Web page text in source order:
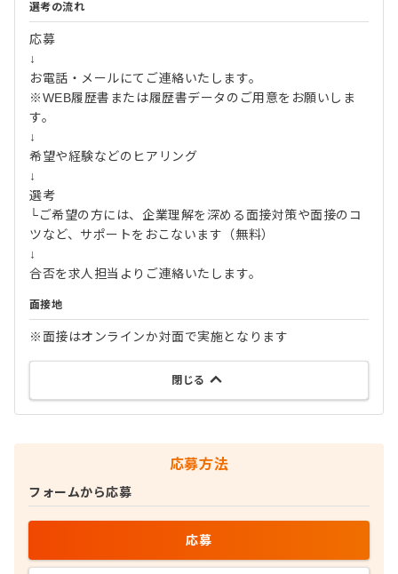
選考の流れ
応募
↓
お電話・メールにてご連絡いたします。
※WEB履歴書または履歴書データのご用意をお願いしま
す。
↓
希望や経験などのヒアリング
↓
選考
└ご希望の方には、企業理解を深める面接対策や面接のコ
ツなど、サポートをおこないます（無料）
↓
合否を求人担当よりご連絡いたします。
面接地
※面接はオンラインか対面で実施となります
閉じる
応募方法
フォームから応募
応募